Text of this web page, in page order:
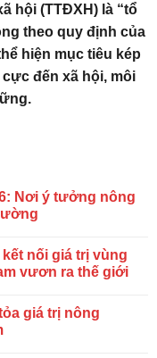
hội (TTĐXH) là “tổ
theo quy định của
hiện mục tiêu kép
đến xã hội, môi
Nơi ý tưởng nông
nối giá trị vùng
vươn ra thế giới
giá trị nông